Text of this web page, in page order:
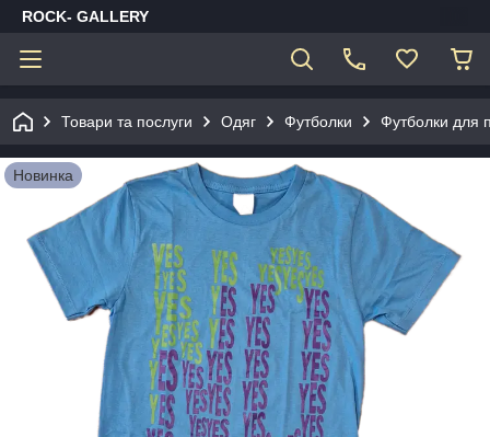
ROCK- GALLERY
Товари та послуги Одяг Футболки Футболки для
Новинка